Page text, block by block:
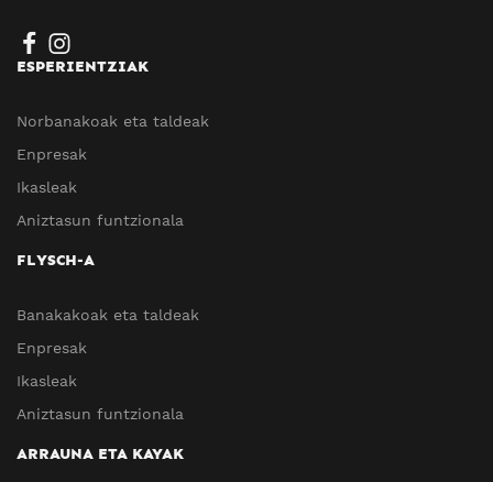
ESPERIENTZIAK
Norbanakoak eta taldeak
Enpresak
Ikasleak
Aniztasun funtzionala
FLYSCH-A
Banakakoak eta taldeak
Enpresak
Ikasleak
Aniztasun funtzionala
ARRAUNA ETA KAYAK